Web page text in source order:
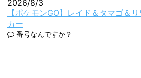
2026/8/3
【ポケモンGO】レイド＆タマゴ＆
カー
番号なんですか？